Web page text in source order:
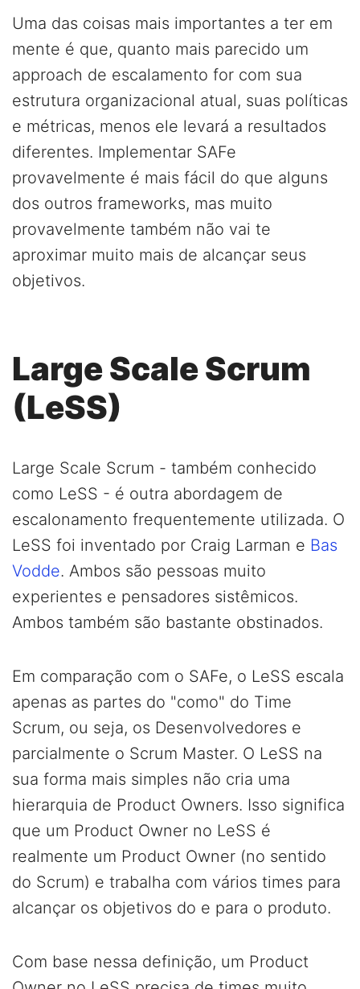
Uma das coisas mais importantes a ter em
mente é que, quanto mais parecido um
approach de escalamento for com sua
estrutura organizacional atual, suas políticas
e métricas, menos ele levará a resultados
diferentes. Implementar SAFe
provavelmente é mais fácil do que alguns
dos outros frameworks, mas muito
provavelmente também não vai te
aproximar muito mais de alcançar seus
objetivos.
Large Scale Scrum
(LeSS)
Large Scale Scrum - também conhecido
como LeSS - é outra abordagem de
escalonamento frequentemente utilizada. O
LeSS foi inventado por Craig Larman e Bas
Vodde. Ambos são pessoas muito
experientes e pensadores sistêmicos.
Ambos também são bastante obstinados.
Em comparação com o SAFe, o LeSS escala
apenas as partes do "como" do Time
Scrum, ou seja, os Desenvolvedores e
parcialmente o Scrum Master. O LeSS na
sua forma mais simples não cria uma
hierarquia de Product Owners. Isso significa
que um Product Owner no LeSS é
realmente um Product Owner (no sentido
do Scrum) e trabalha com vários times para
alcançar os objetivos do e para o produto.
Com base nessa definição, um Product